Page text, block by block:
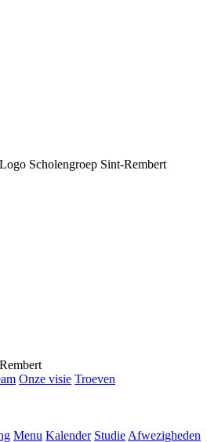
Onze visie Troeven
Menu Kalender Studie Afwezigheden